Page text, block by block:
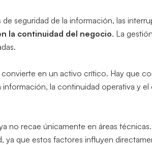
seguridad de la información, las
la continuidad del negocio. La
convierte en un activo crítico. Hay que
la continuidad operativa y
no recae únicamente en áreas
ya que estos factores influyen